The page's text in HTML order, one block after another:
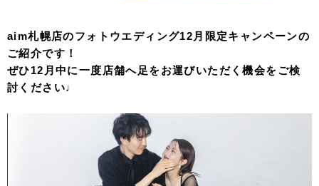
aim札幌店のフォトウエディング12月限定キャンペーンの
ご紹介です！
ぜひ12月中に一度店舗へ足をお運びいただく機会をご検
討ください♩